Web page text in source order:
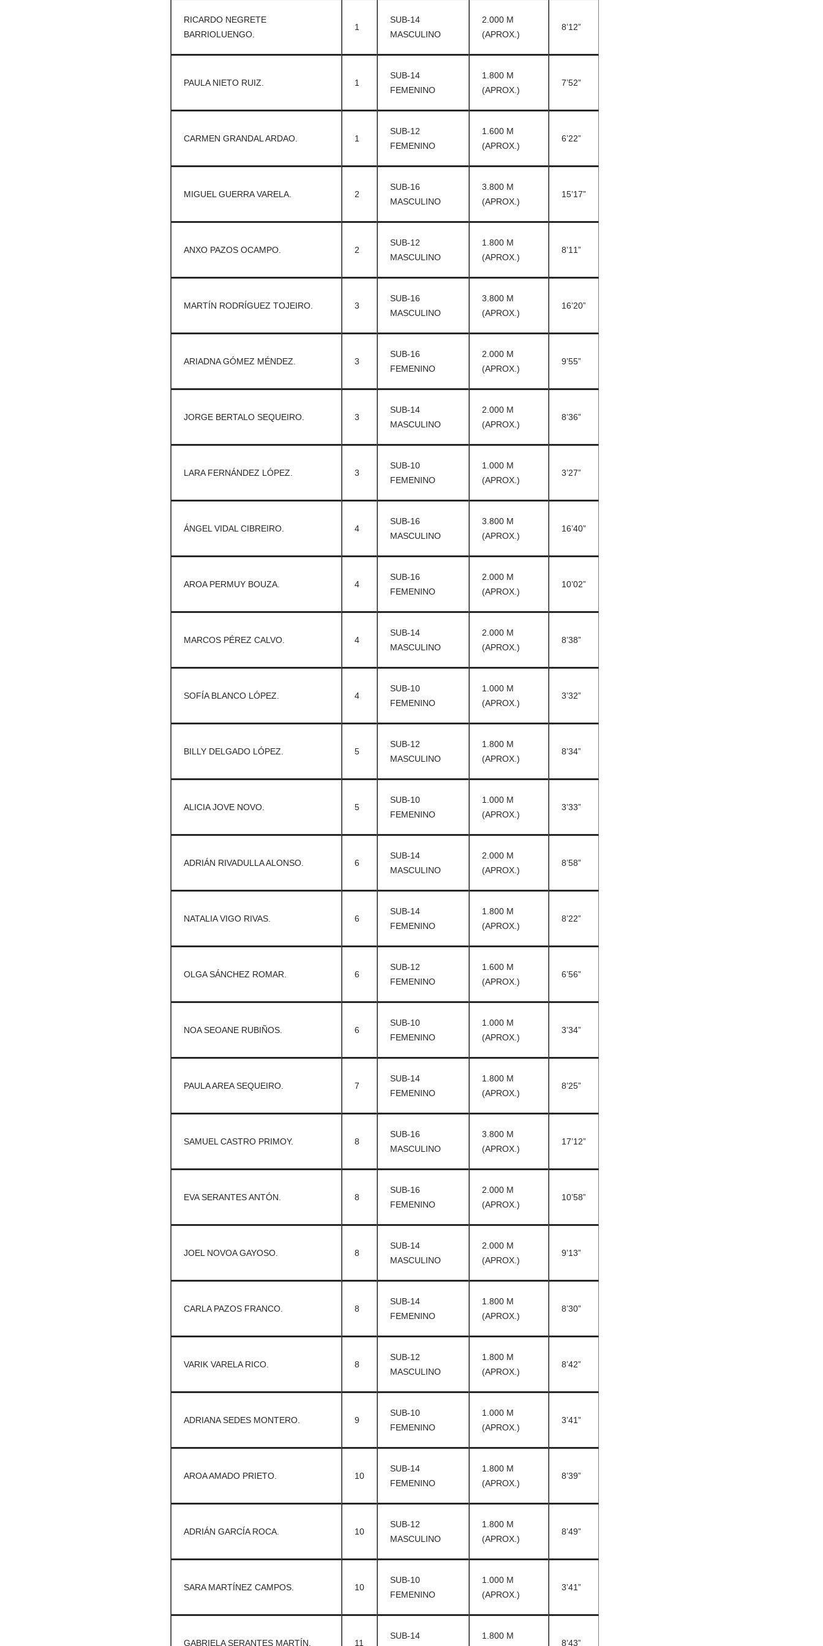
RICARDO NEGRETE
BARRIOLUENGO.
1
SUB-14
MASCULINO
2.000 M
(APROX.)
8’12”
PAULA NIETO RUIZ. 1
SUB-14
FEMENINO
1.800 M
(APROX.)
7’52”
CARMEN GRANDAL ARDAO. 1
SUB-12
FEMENINO
1.600 M
(APROX.)
6’22”
MIGUEL GUERRA VARELA. 2
SUB-16
MASCULINO
3.800 M
(APROX.)
15’17”
ANXO PAZOS OCAMPO. 2
SUB-12
MASCULINO
1.800 M
(APROX.)
8’11”
MARTÍN RODRÍGUEZ TOJEIRO. 3
SUB-16
MASCULINO
3.800 M
(APROX.)
16’20”
ARIADNA GÓMEZ MÉNDEZ. 3
SUB-16
FEMENINO
2.000 M
(APROX.)
9’55”
JORGE BERTALO SEQUEIRO. 3
SUB-14
MASCULINO
2.000 M
(APROX.)
8’36”
LARA FERNÁNDEZ LÓPEZ. 3
SUB-10
FEMENINO
1.000 M
(APROX.)
3’27”
ÁNGEL VIDAL CIBREIRO. 4
SUB-16
MASCULINO
3.800 M
(APROX.)
16’40”
AROA PERMUY BOUZA. 4
SUB-16
FEMENINO
2.000 M
(APROX.)
10’02”
MARCOS PÉREZ CALVO. 4
SUB-14
MASCULINO
2.000 M
(APROX.)
8’38”
SOFÍA BLANCO LÓPEZ. 4
SUB-10
FEMENINO
1.000 M
(APROX.)
3’32”
BILLY DELGADO LÓPEZ. 5
SUB-12
MASCULINO
1.800 M
(APROX.)
8’34”
ALICIA JOVE NOVO. 5
SUB-10
FEMENINO
1.000 M
(APROX.)
3’33”
ADRIÁN RIVADULLA ALONSO. 6
SUB-14
MASCULINO
2.000 M
(APROX.)
8’58”
NATALIA VIGO RIVAS. 6
SUB-14
FEMENINO
1.800 M
(APROX.)
8’22”
OLGA SÁNCHEZ ROMAR. 6
SUB-12
FEMENINO
1.600 M
(APROX.)
6’56”
NOA SEOANE RUBIÑOS. 6
SUB-10
FEMENINO
1.000 M
(APROX.)
3’34”
PAULA AREA SEQUEIRO. 7
SUB-14
FEMENINO
1.800 M
(APROX.)
8’25”
SAMUEL CASTRO PRIMOY. 8
SUB-16
MASCULINO
3.800 M
(APROX.)
17’12”
EVA SERANTES ANTÓN. 8
SUB-16
FEMENINO
2.000 M
(APROX.)
10’58”
JOEL NOVOA GAYOSO. 8
SUB-14
MASCULINO
2.000 M
(APROX.)
9’13”
CARLA PAZOS FRANCO. 8
SUB-14
FEMENINO
1.800 M
(APROX.)
8’30”
VARIK VARELA RICO. 8
SUB-12
MASCULINO
1.800 M
(APROX.)
8’42”
ADRIANA SEDES MONTERO. 9
SUB-10
FEMENINO
1.000 M
(APROX.)
3’41”
AROA AMADO PRIETO. 10
SUB-14
FEMENINO
1.800 M
(APROX.)
8’39”
ADRIÁN GARCÍA ROCA. 10
SUB-12
MASCULINO
1.800 M
(APROX.)
8’49”
SARA MARTÍNEZ CAMPOS. 10
SUB-10
FEMENINO
1.000 M
(APROX.)
3’41”
GABRIELA SERANTES MARTÍN. 11
SUB-14
1.800 M
8’43”